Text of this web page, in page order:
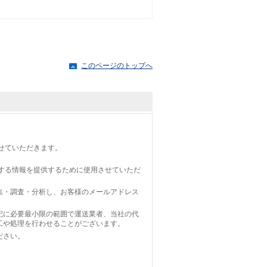
このページのトップへ
いただきます。
る情報を提供するために使用させていただ
調査・分析し、お客様のメールアドレス
必要最小限の範囲で運送業者、当社の代
処理を行わせることがございます。
い。